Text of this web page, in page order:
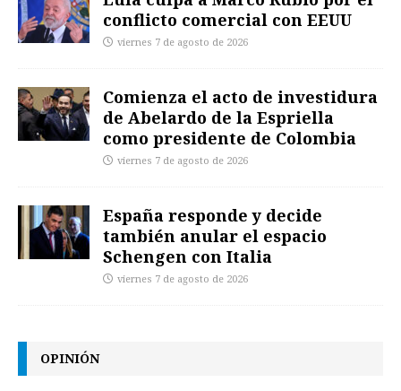
conflicto comercial con EEUU
viernes 7 de agosto de 2026
Comienza el acto de investidura
de Abelardo de la Espriella
como presidente de Colombia
viernes 7 de agosto de 2026
España responde y decide
también anular el espacio
Schengen con Italia
viernes 7 de agosto de 2026
OPINIÓN